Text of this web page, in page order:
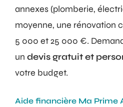
annexes (plomberie,
moyenne, une rénovation
5 000 et 25 000 €.
un devis gratuit et
votre budget.
Aide financière Ma Prime